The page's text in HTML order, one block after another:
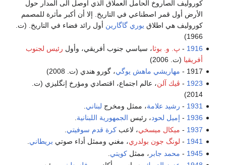
كوروليف الصاروخ الحامل العملاق الذي أوصل الى المدار حول
الأرض أول قمر اصطناعي في التاريخ. إلا أن أكبر مأثرة للمصمم
كوروليف هي اطلاق يوري گاگارين أول رائد فضاء في التاريخ. (ت.
1966)
1916
- پ. و. بوثا، سياسي جنوب أفريقي، وأول رئيس لجنوب
أفريقيا (ت. 2006)
1917 -
مهاريشي ماهش يوگي، گورو هندي (ت. 2008)
1923
- ڤيك آلن، عالم اجتماع، اقتصادي ومؤرخ إنگليزي (ت.
2014)
1931
- رشيد علامة، ممثل ومخرج لبناني
1936
- إميل لحود، رئيس الجمهورية اللبنانية.
1937
- ميكال ميسخي، لاعبكرة قدم سوفيتي
1941
- لونگ جون بولدري، مغني وممثل أداء صوتي بريطاني
1945
- محمد جابر ، ممثلكويتي